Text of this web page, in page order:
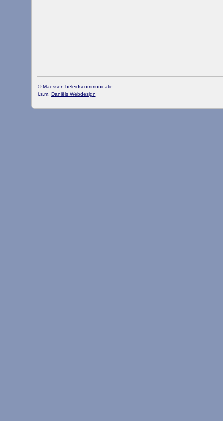
© Maessen beleidscommunicatie
i.s.m. Daniëls Webdesign